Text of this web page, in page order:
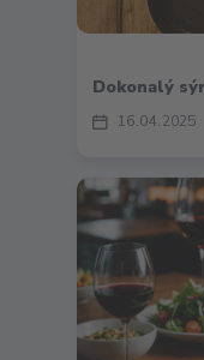
16 04 2025
Dokonalý